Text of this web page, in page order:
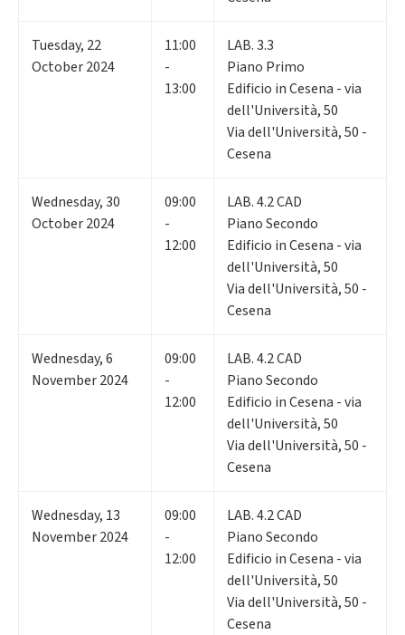
Tuesday, 22
October 2024
11:00
-
13:00
LAB. 3.3
Piano Primo
Edificio in Cesena - via
dell'Università, 50
Via dell'Università, 50 -
Cesena
Wednesday,30
October 2024
09:00
-
12:00
LAB. 4.2 CAD
Piano Secondo
Edificio in Cesena - via
dell'Università, 50
Via dell'Università, 50 -
Cesena
Wednesday,6
November 2024
09:00
-
12:00
LAB. 4.2 CAD
Piano Secondo
Edificio in Cesena - via
dell'Università, 50
Via dell'Università, 50 -
Cesena
Wednesday, 13
November 2024
09:00
-
12:00
LAB. 4.2 CAD
Piano Secondo
Edificio in Cesena - via
dell'Università, 50
Via dell'Università, 50 -
Cesena